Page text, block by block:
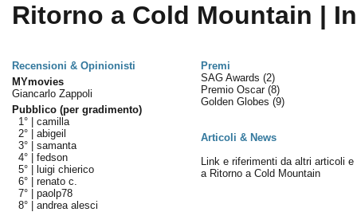
Ritorno a Cold Mountain |
Recensioni & Opinionisti
Premi
MYmovies
Giancarlo Zappoli
Pubblico (per gradimento)
1° | camilla
2° | abigeil
3° | samanta
4° | fedson
5° |
luigi chierico
6° | renato c.
7° | paolp78
8° | andrea alesci
SAG Awards (2)
Premio Oscar (8)
Golden Globes (9)
Articoli & News
Link e riferimenti da altri articoli e
a Ritorno a Cold Mountain